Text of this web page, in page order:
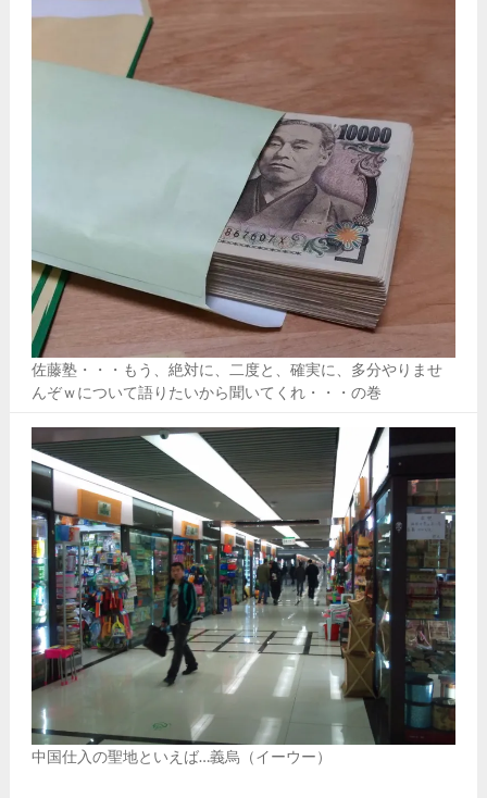
佐藤塾・・・もう、絶対に、二度と、確実に、多分やりませ
んぞｗについて語りたいから聞いてくれ・・・の巻
中国仕入の聖地といえば…義烏（イーウー）